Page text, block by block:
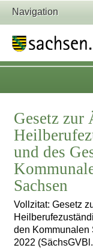
Navigation
Gesetz zur
und des
Sachsen
Vollzitat: Gesetz
den Kommunalen
2022